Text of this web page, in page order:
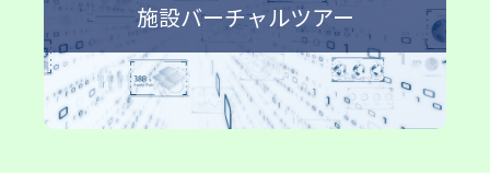
施設バーチャルツアー